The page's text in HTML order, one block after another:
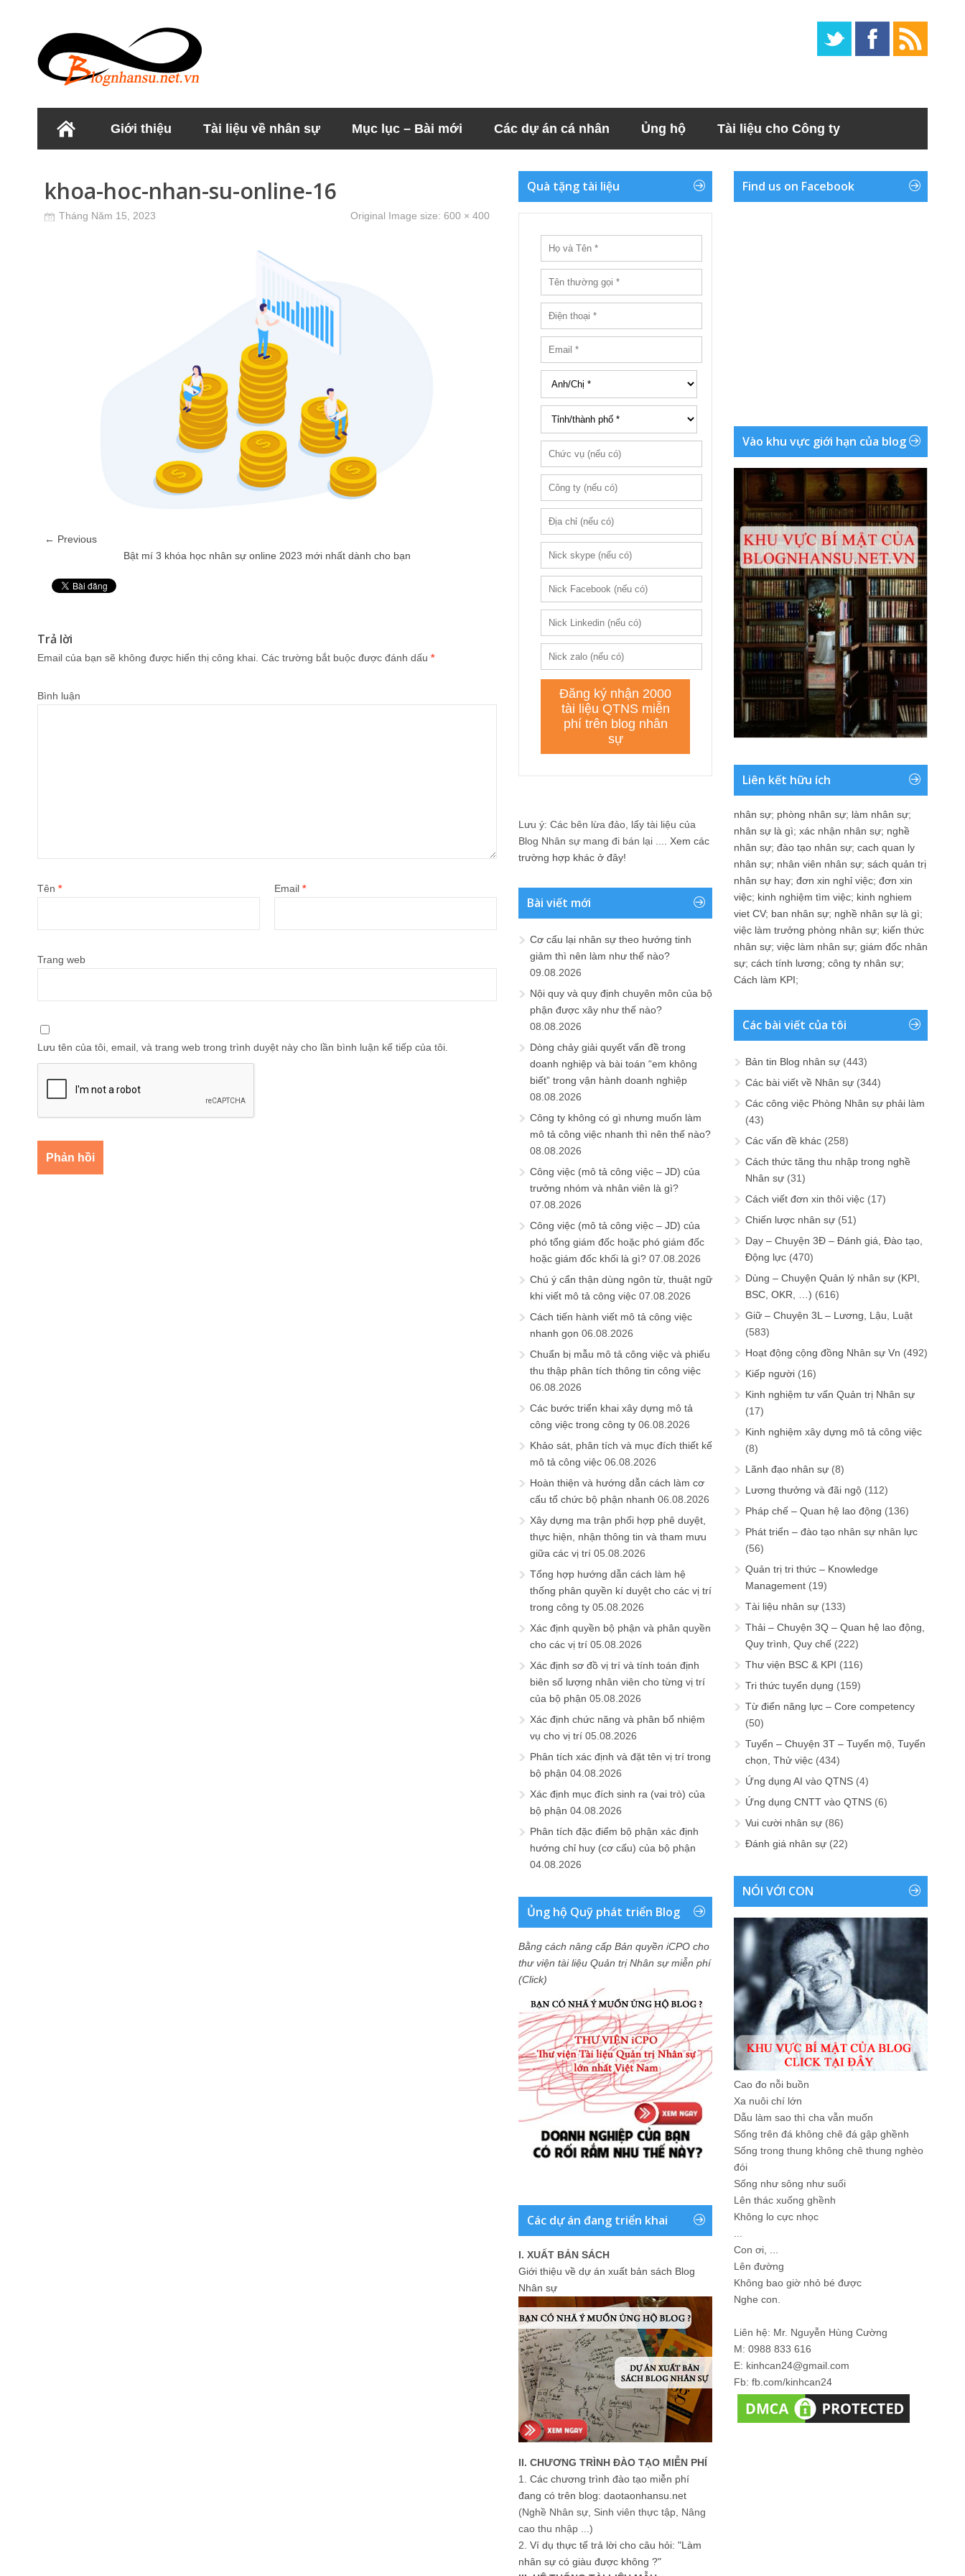
Giới thiệu Tài liệu về nhân sự Mục lục – Bài mới Các dự án cá nhân Ủng hộ Tài liệu cho Công ty
khoa-hoc-nhan-su-online-16
Tháng Năm 15, 2023 Original Image size: 600 × 400
← Previous
Bật mí 3 khóa học nhân sự online 2023 mới nhất dành cho bạn
Trả lời
Email của bạn sẽ không được hiển thị công khai. Các trường bắt buộc được đánh dấu *
Bình luận
Tên * Email *
Trang web
Lưu tên của tôi, email, và trang web trong trình duyệt này cho lần bình luận kế tiếp của tôi.
Quà tặng tài liệu
Lưu ý: Các bên lừa đảo, lấy tài liệu của
Blog Nhân sự mang đi bán lại .... Xem các
trường hợp khác ở đây!
Bài viết mới
Cơ cấu lại nhân sự theo hướng tinh
giảm thì nên làm như thế nào?
09.08.2026
Nội quy và quy định chuyên môn của bộ
phận được xây như thế nào?
08.08.2026
Dòng chảy giải quyết vấn đề trong
doanh nghiệp và bài toán “em không
biết” trong vận hành doanh nghiệp
08.08.2026
Công ty không có gì nhưng muốn làm
mô tả công việc nhanh thì nên thế nào?
08.08.2026
Công việc (mô tả công việc – JD) của
trưởng nhóm và nhân viên là gì?
07.08.2026
Công việc (mô tả công việc – JD) của
phó tổng giám đốc hoặc phó giám đốc
hoặc giám đốc khối là gì? 07.08.2026
Chú ý cẩn thận dùng ngôn từ, thuật ngữ
khi viết mô tả công việc 07.08.2026
Cách tiến hành viết mô tả công việc
nhanh gọn 06.08.2026
Chuẩn bị mẫu mô tả công việc và phiếu
thu thập phân tích thông tin công việc
06.08.2026
Các bước triển khai xây dựng mô tả
công việc trong công ty 06.08.2026
Khảo sát, phân tích và mục đích thiết kế
mô tả công việc 06.08.2026
Hoàn thiện và hướng dẫn cách làm cơ
cấu tổ chức bộ phận nhanh 06.08.2026
Xây dựng ma trận phối hợp phê duyệt,
thực hiện, nhận thông tin và tham mưu
giữa các vị trí 05.08.2026
Tổng hợp hướng dẫn cách làm hệ
thống phân quyền kí duyệt cho các vị trí
trong công ty 05.08.2026
Xác định quyền bộ phận và phân quyền
cho các vị trí 05.08.2026
Xác định sơ đồ vị trí và tính toán định
biên số lượng nhân viên cho từng vị trí
của bộ phận 05.08.2026
Xác định chức năng và phân bổ nhiệm
vụ cho vị trí 05.08.2026
Phân tích xác định và đặt tên vị trí trong
bộ phận 04.08.2026
Xác định mục đích sinh ra (vai trò) của
bộ phận 04.08.2026
Phân tích đặc điểm bộ phận xác định
hướng chỉ huy (cơ cấu) của bộ phận
04.08.2026
Ủng hộ Quỹ phát triển Blog
Bằng cách nâng cấp Bản quyền iCPO cho
thư viện tài liệu Quản trị Nhân sự miễn phí
(Click)
Các dự án đang triển khai
I. XUẤT BẢN SÁCH
Giới thiệu về dự án xuất bản sách Blog
Nhân sự
II. CHƯƠNG TRÌNH ĐÀO TẠO MIỄN PHÍ
1. Các chương trình đào tạo miễn phí
đang có trên blog: daotaonhansu.net
(Nghề Nhân sự, Sinh viên thực tập, Nâng
cao thu nhập ...)
2. Ví dụ thực tế trả lời cho câu hỏi: "Làm
nhân sự có giàu được không ?"
Find us on Facebook
Vào khu vực giới hạn của blog
Liên kết hữu ích
nhân sự; phòng nhân sự; làm nhân sự;
nhân sự là gì; xác nhận nhân sự; nghề
nhân sự; đào tạo nhân sự; cach quan ly
nhân sự; nhân viên nhân sự; sách quản trị
nhân sự hay; đơn xin nghỉ việc; đơn xin
việc; kinh nghiệm tìm việc; kinh nghiem
viet CV; ban nhân sự; nghề nhân sự là gì;
việc làm trưởng phòng nhân sự; kiến thức
nhân sự; việc làm nhân sự; giám đốc nhân
sự; cách tính lương; công ty nhân sự;
Cách làm KPI;
Các bài viết của tôi
Bản tin Blog nhân sự (443)
Các bài viết về Nhân sự (344)
Các công việc Phòng Nhân sự phải làm
(43)
Các vấn đề khác (258)
Cách thức tăng thu nhập trong nghề
Nhân sự (31)
Cách viết đơn xin thôi việc (17)
Chiến lược nhân sự (51)
Dạy – Chuyện 3Đ – Đánh giá, Đào tạo,
Động lực (470)
Dùng – Chuyện Quản lý nhân sự (KPI,
BSC, OKR, …) (616)
Giữ – Chuyện 3L – Lương, Lậu, Luật
(583)
Hoạt động cộng đồng Nhân sự Vn (492)
Kiếp người (16)
Kinh nghiệm tư vấn Quản trị Nhân sự
(17)
Kinh nghiệm xây dựng mô tả công việc
(8)
Lãnh đạo nhân sự (8)
Lương thưởng và đãi ngộ (112)
Pháp chế – Quan hệ lao động (136)
Phát triển – đào tạo nhân sự nhân lực
(56)
Quản trị tri thức – Knowledge
Management (19)
Tài liệu nhân sự (133)
Thải – Chuyện 3Q – Quan hệ lao động,
Quy trình, Quy chế (222)
Thư viện BSC & KPI (116)
Tri thức tuyển dụng (159)
Từ điển năng lực – Core competency
(50)
Tuyển – Chuyện 3T – Tuyển mộ, Tuyển
chọn, Thử việc (434)
Ứng dụng AI vào QTNS (4)
Ứng dụng CNTT vào QTNS (6)
Vui cười nhân sự (86)
Đánh giá nhân sự (22)
NÓI VỚI CON
Cao đo nỗi buồn
Xa nuôi chí lớn
Dẫu làm sao thì cha vẫn muốn
Sống trên đá không chê đá gập ghềnh
Sống trong thung không chê thung nghèo
đói
Sống như sông như suối
Lên thác xuống ghềnh
Không lo cực nhọc
Con ơi, ...
Lên đường
Không bao giờ nhỏ bé được
Nghe con.
Liên hệ: Mr. Nguyễn Hùng Cường
M: 0988 833 616
E: kinhcan24@gmail.com
Fb: fb.com/kinhcan24